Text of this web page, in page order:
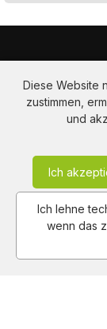
Diese Website
zustimmen,
und
Ich
Ich lehne
wenn das
Am